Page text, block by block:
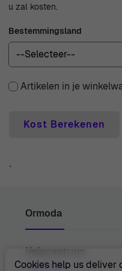
u zal kosten.
Bestemmingsland
Artikelen in je
Kost Berekenen
`
Ormoda
Juul Grietensstraat 9/
support@ormoda.com
Helpcentrum
Cookies help us deliver